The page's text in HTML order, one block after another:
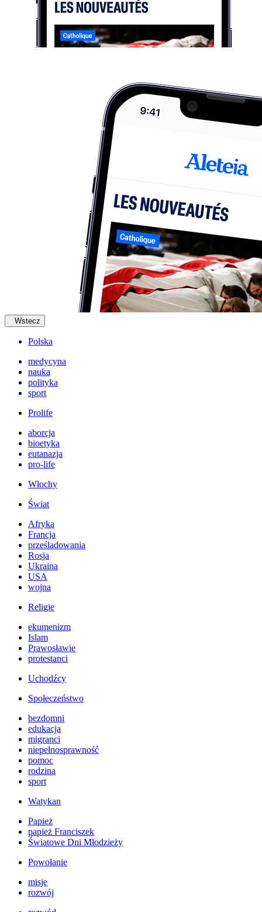
Wstecz
Polska
medycyna
nauka
polityka
sport
Prolife
aborcja
bioetyka
eutanazja
pro-life
Włochy
Świat
Afryka
Francja
prześladowania
Rosja
Ukraina
USA
wojna
Religie
ekumenizm
Islam
Prawosławie
protestanci
Uchodźcy
Społeczeństwo
bezdomni
edukacja
migranci
niepełnosprawność
pomoc
rodzina
sport
Watykan
Papież
papież Franciszek
Światowe Dni Młodzieży
Powołanie
misje
rozwój